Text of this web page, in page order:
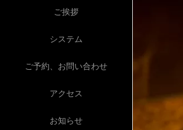
ご挨拶
システム
ご予約、お問い合わせ
アクセス
お知らせ